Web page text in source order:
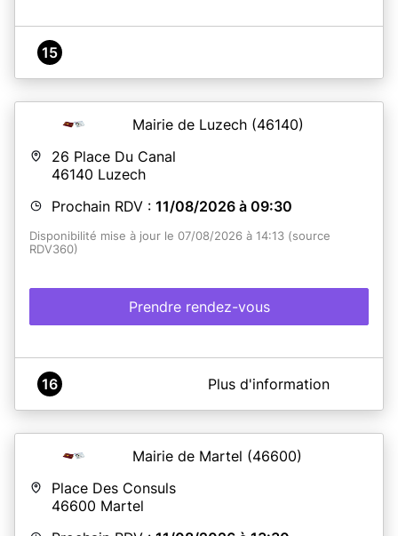
15
Mairie de Luzech (46140)
26 Place Du Canal
46140 Luzech
Prochain RDV : 11/08/2026 à 09:30
Disponibilité mise à jour le 07/08/2026 à 14:13 (source
RDV360)
Prendre rendez-vous
A propos de Mairie de Luzech - Service CNI Passeports
ATTENTION : AUCUNE REMISE NE SERA EFFECTUÉE LE
MARDI APRES-MIDI NI LE JEUDI TOUTE LA JOURNÉE
ATTENTION !
Il est impératif d'imprimer toutes les
pièces à fourniravantle RDV en Mairie. Si votre dossier
n'est pas complet , nous ne pourrons pas traiter votre
16 Plus d'information
Mairie de Martel (46600)
Place Des Consuls
46600 Martel